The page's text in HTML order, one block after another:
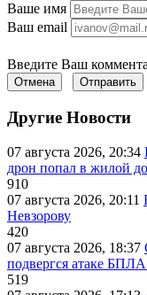
Ваше имя
Ваш email
Введите Ваш
Отмена Отправить
Другие Новости
07 августа 2026, 20:34
дрон попал в жилой
910
07 августа 2026, 20:11
Невзорову
420
07 августа 2026, 18:37
подвергся атаке
519